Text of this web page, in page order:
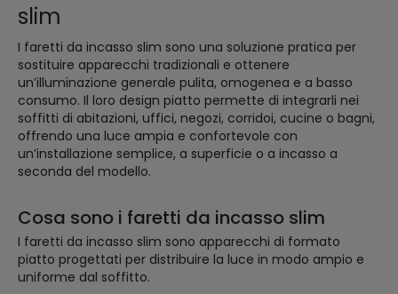
slim
I faretti da incasso slim sono una soluzione pratica per
sostituire apparecchi tradizionali e ottenere
un’illuminazione generale pulita, omogenea e a basso
consumo. Il loro design piatto permette di integrarli nei
soffitti di abitazioni, uffici, negozi, corridoi, cucine o bagni,
offrendo una luce ampia e confortevole con
un’installazione semplice, a superficie o a incasso a
seconda del modello.
Cosa sono i faretti da incasso slim
I faretti da incasso slim sono apparecchi di formato
piatto progettati per distribuire la luce in modo ampio e
uniforme dal soffitto.